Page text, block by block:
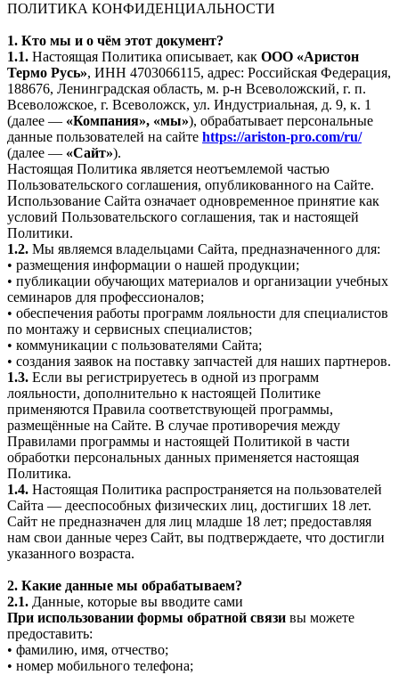
ПОЛИТИКА КОНФИДЕНЦИАЛЬНОСТИ
1. Кто мы и о чём этот документ?
1.1. Настоящая Политика описывает, как ООО «Аристон
Термо Русь», ИНН 4703066115, адрес: Российская Федерация,
188676, Ленинградская область, м. р-н Всеволожский, г. п.
Всеволожское, г. Всеволожск, ул. Индустриальная, д. 9, к. 1
(далее — «Компания», «мы»), обрабатывает персональные
данные пользователей на сайте https://ariston-pro.com/ru/
(далее — «Сайт»).
Настоящая Политика является неотъемлемой частью
Пользовательского соглашения, опубликованного на Сайте.
Использование Сайта означает одновременное принятие как
условий Пользовательского соглашения, так и настоящей
Политики.
1.2. Мы являемся владельцами Сайта, предназначенного для:
• размещения информации о нашей продукции;
• публикации обучающих материалов и организации учебных
семинаров для профессионалов;
• обеспечения работы программ лояльности для специалистов
по монтажу и сервисных специалистов;
• коммуникации с пользователями Сайта;
• создания заявок на поставку запчастей для наших партнеров.
1.3. Если вы регистрируетесь в одной из программ
лояльности, дополнительно к настоящей Политике
применяются Правила соответствующей программы,
размещённые на Сайте. В случае противоречия между
Правилами программы и настоящей Политикой в части
обработки персональных данных применяется настоящая
Политика.
1.4. Настоящая Политика распространяется на пользователей
Сайта — дееспособных физических лиц, достигших 18 лет.
Сайт не предназначен для лиц младше 18 лет; предоставляя
нам свои данные через Сайт, вы подтверждаете, что достигли
указанного возраста.
2. Какие данные мы обрабатываем?
2.1. Данные, которые вы вводите сами
При использовании формы обратной связи вы можете
предоставить:
• фамилию, имя, отчество;
• номер мобильного телефона;